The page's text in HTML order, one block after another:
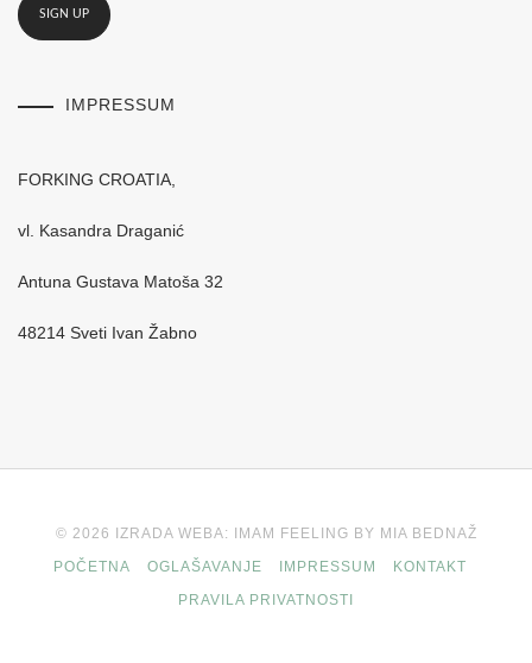
IMPRESSUM
FORKING CROATIA,
vl. Kasandra Draganić
Antuna Gustava Matoša 32
48214 Sveti Ivan Žabno
© 2026 IZRADA WEBA: IMAM FEELING BY MIA BEDNAŽ
POČETNA
OGLAŠAVANJE IMPRESSUM
KONTAKT
PRAVILA PRIVATNOSTI